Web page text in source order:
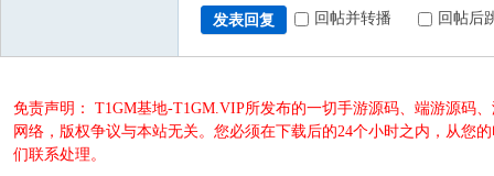
发表回复 回帖并转播 回帖后
免责声明： T1GM基地-T1GM.VIP所发布的一切手游源码、端游源码
网络，版权争议与本站无关。您必须在下载后的24个小时之内，从您
们联系处理。